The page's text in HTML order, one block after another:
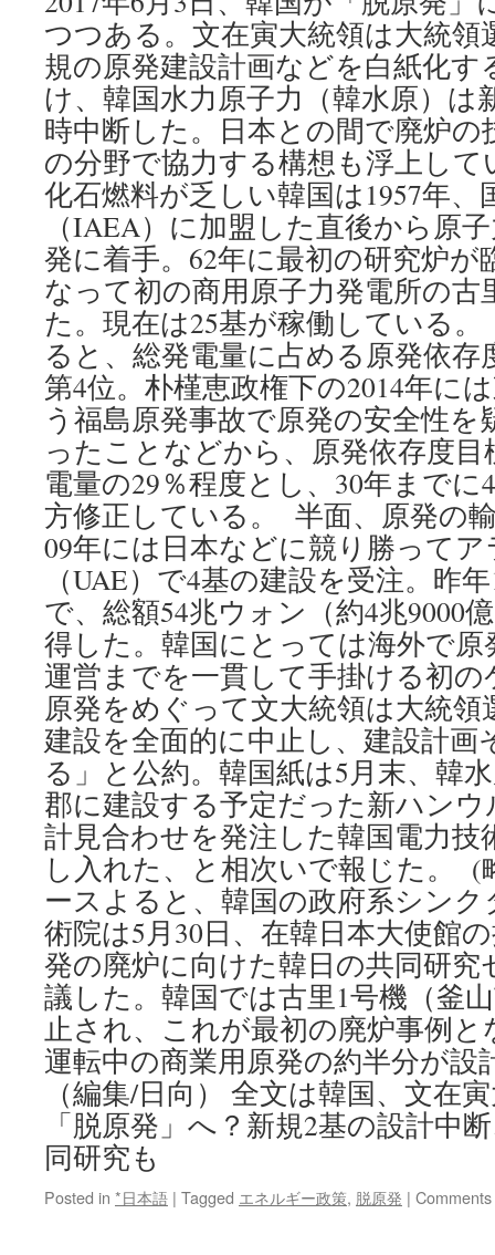
つつある。文在寅大統領は大統領
規の原発建設計画などを白紙化
け、韓国水力原子力（韓水原）は
時中断した。日本との間で廃炉の
の分野で協力する構想も浮上し
化石燃料が乏しい韓国は1957年
（IAEA）に加盟した直後から原
発に着手。62年に最初の研究炉が
なって初の商用原子力発電所の古
た。現在は25基が稼働している
ると、総発電量に占める原発依存
第4位。朴槿恵政権下の2014年に
う福島原発事故で原発の安全性
ったことなどから、原発依存度
電量の29％程度とし、30年まで
方修正している。 半面、原発の
09年には日本などに競り勝って
（UAE）で4基の建設を受注。昨
で、総額54兆ウォン（約4兆9000
得した。韓国にとっては海外で
運営までを一貫して手掛ける初
原発をめぐって文大統領は大統領
建設を全面的に中止し、建設計画
る」と公約。韓国紙は5月末、韓
郡に建設する予定だった新ハンウ
計見合わせを発注した韓国電力技
し入れた、と相次いで報じた。 (
ースよると、韓国の政府系シン
術院は5月30日、在韓日本大使館
発の廃炉に向けた韓日の共同研究
議した。韓国では古里1号機（釜
止され、これが最初の廃炉事例と
運転中の商業用原発の約半分が設
（編集/日向） 全文は韓国、文在
「脱原発」へ？新規2基の設計中
同研究も
Posted in *日本語 | Tagged エネルギー政策, 脱原発 |